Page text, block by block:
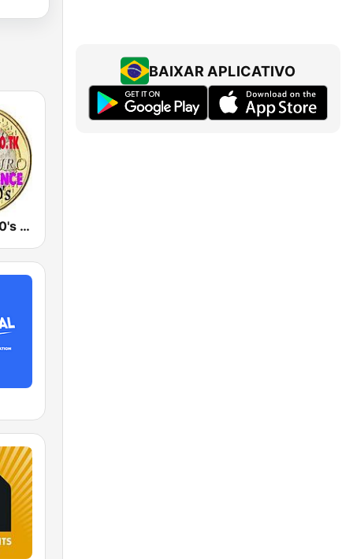
Eurodance 90's - Dance Anos 90
BAIXAR APLICATIVO